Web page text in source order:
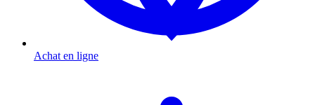
Achat en ligne